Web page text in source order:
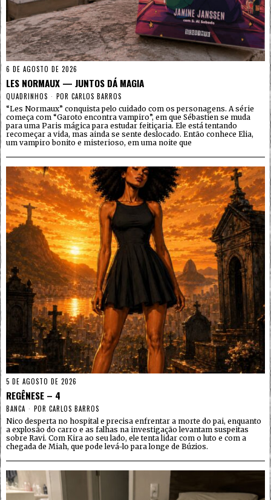
6 DE AGOSTO DE 2026
LES NORMAUX — JUNTOS DÁ MAGIA
QUADRINHOS POR CARLOS BARROS
“Les Normaux” conquista pelo cuidado com os personagens. A série
começa com “Garoto encontra vampiro”, em que Sébastien se muda
para uma Paris mágica para estudar feitiçaria. Ele está tentando
recomeçar a vida, mas ainda se sente deslocado. Então conhece Elia,
um vampiro bonito e misterioso, em uma noite que
5 DE AGOSTO DE 2026
REGÊNESE – 4
BANCA POR CARLOS BARROS
Nico desperta no hospital e precisa enfrentar a morte do pai, enquanto
a explosão do carro e as falhas na investigação levantam suspeitas
sobre Ravi. Com Kira ao seu lado, ele tenta lidar com o luto e com a
chegada de Miah, que pode levá-lo para longe de Búzios.